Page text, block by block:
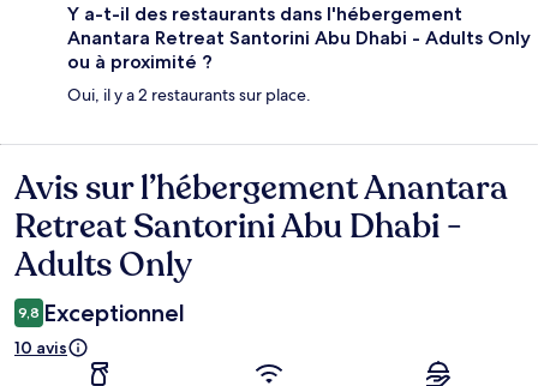
Y a-t-il des restaurants dans l'hébergement
Anantara Retreat Santorini Abu Dhabi - Adults Only
ou à proximité ?
Oui, il y a 2 restaurants sur place.
Avis
Avis sur l’hébergement Anantara
Retreat Santorini Abu Dhabi -
Adults Only
9,8 Exceptionnel
10 avis